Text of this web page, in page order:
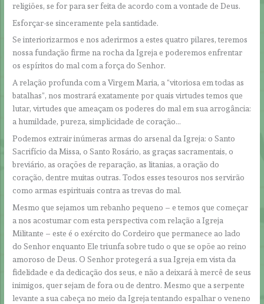
religiões, se for para ser feita de acordo com a vontade de Deus.
Esforçar-se sinceramente pela santidade.
Se interiorizarmos e nos aderirmos a estes quatro pilares, teremos
nossa fundação firme na rocha da Igreja e poderemos enfrentar
os espíritos do mal com a força do Senhor.
A relação profunda com a Virgem Maria, a “vitoriosa em todas as
batalhas”, nos mostrará exatamente por quais virtudes temos que
lutar, virtudes que ameaçam os poderes do mal em sua arrogância:
a humildade, pureza, simplicidade de coração…
Podemos extrair inúmeras armas do arsenal da Igreja: o Santo
Sacrifício da Missa, o Santo Rosário, as graças sacramentais, o
breviário, as orações de reparação, as litanias, a oração do
coração, dentre muitas outras. Todos esses tesouros nos servirão
como armas espirituais contra as trevas do mal.
Mesmo que sejamos um rebanho pequeno – e temos que começar
a nos acostumar com esta perspectiva com relação a Igreja
Militante – este é o exército do Cordeiro que permanece ao lado
do Senhor enquanto Ele triunfa sobre tudo o que se opõe ao reino
amoroso de Deus. O Senhor protegerá a sua Igreja em vista da
fidelidade e da dedicação dos seus, e não a deixará à mercê de seus
inimigos, quer sejam de fora ou de dentro. Mesmo que a serpente
levante a sua cabeça no meio da Igreja tentando espalhar o veneno